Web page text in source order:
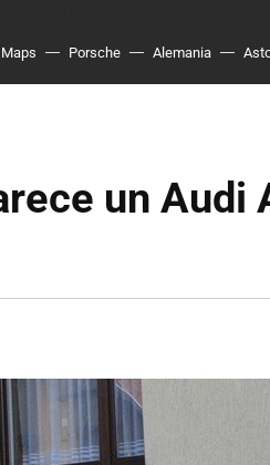
Porsche Alemania
un Audi